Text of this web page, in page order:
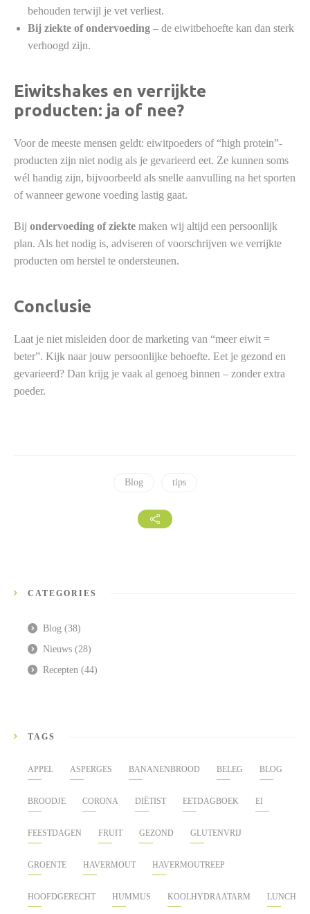
behouden terwijl je vet verliest.
Bij ziekte of ondervoeding – de eiwitbehoefte kan dan sterk
verhoogd zijn.
Eiwitshakes en verrijkte
producten: ja of nee?
Voor de meeste mensen geldt: eiwitpoeders of “high protein”-
producten zijn niet nodig als je gevarieerd eet. Ze kunnen soms
wél handig zijn, bijvoorbeeld als snelle aanvulling na het sporten
of wanneer gewone voeding lastig gaat.
Bij ondervoeding of ziekte maken wij altijd een persoonlijk
plan. Als het nodig is, adviseren of voorschrijven we verrijkte
producten om herstel te ondersteunen.
Conclusie
Laat je niet misleiden door de marketing van “meer eiwit =
beter”. Kijk naar jouw persoonlijke behoefte. Eet je gezond en
gevarieerd? Dan krijg je vaak al genoeg binnen – zonder extra
poeder.
Blog tips
CATEGORIES
Blog (38)
Nieuws (28)
Recepten (44)
TAGS
APPEL ASPERGES BANANENBROOD BELEG BLOG
BROODJE CORONA DIËTIST EETDAGBOEK EI
FEESTDAGEN FRUIT GEZOND GLUTENVRIJ
GROENTE HAVERMOUT HAVERMOUTREEP
HOOFDGERECHT HUMMUS KOOLHYDRAATARM LUNCH